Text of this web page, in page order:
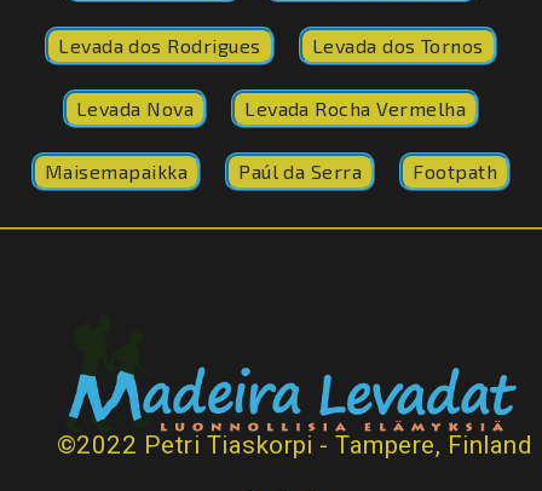
Levada dos Rodrigues Levada dos Tornos
Levada Nova Levada Rocha Vermelha
Maisemapaikka Paúl da Serra Footpath
©2022 Petri Tiaskorpi - Tampere, Finland